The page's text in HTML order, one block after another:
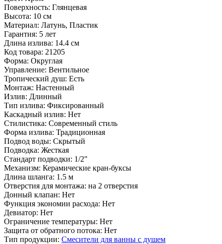
Поверхность: Глянцевая
Высота: 10 см
Материал: Латунь, Пластик
Гарантия: 5 лет
Длина излива: 14.4 см
Код товара: 21205
Форма: Округлая
Управление: Вентильное
Тропический душ: Есть
Монтаж: Настенный
Излив: Длинный
Тип излива: Фиксированный
Каскадный излив: Нет
Стилистика: Современный стиль
Форма излива: Традиционная
Подвод воды: Скрытый
Подводка: Жесткая
Стандарт подводки: 1/2"
Механизм: Керамические кран-буксы
Длина шланга: 1.5 м
Отверстия для монтажа: на 2 отверстия
Донный клапан: Нет
Функция экономии расхода: Нет
Девиатор: Нет
Ограничение температуры: Нет
Защита от обратного потока: Нет
Тип продукции: Смесители для ванны с душем